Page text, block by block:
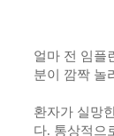
얼마 전 임플
분이 깜짝 놀
환자가 실망
다. 통상적으